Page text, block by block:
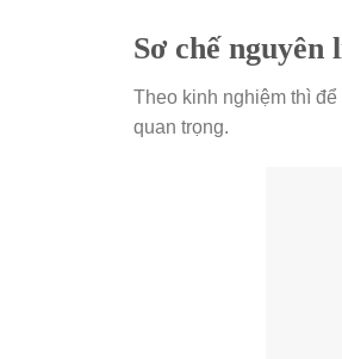
Sơ chế
Theo kinh nghiệm thì
quan trọng.